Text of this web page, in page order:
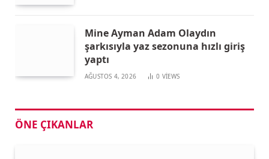
Mine Ayman Adam Olaydın
şarkısıyla yaz sezonuna hızlı giriş
yaptı
AĞUSTOS 4, 2026 0 VIEWS
ÖNE ÇIKANLAR